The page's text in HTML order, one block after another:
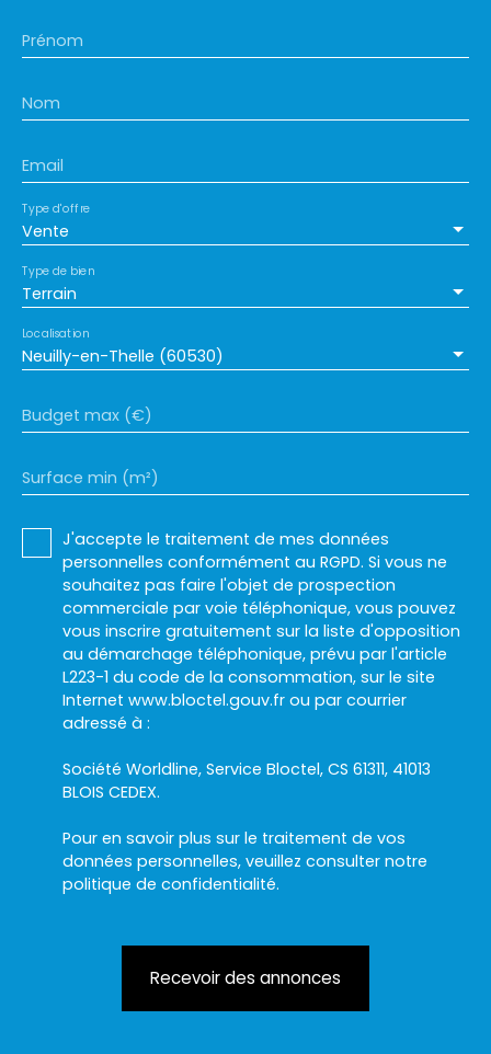
Prénom
Nom
Email
Vente
Type d'offre
Terrain
Type de bien
Neuilly-en-Thelle (60530)
Localisation
Budget max (€)
Surface min (m²)
J'accepte le traitement de mes données
personnelles conformément au RGPD. Si vous ne
souhaitez pas faire l'objet de prospection
commerciale par voie téléphonique, vous pouvez
vous inscrire gratuitement sur la liste d'opposition
au démarchage téléphonique, prévu par l'article
L223-1 du code de la consommation, sur le site
Internet www.bloctel.gouv.fr ou par courrier
adressé à :
Société Worldline, Service Bloctel, CS 61311, 41013
BLOIS CEDEX.
Pour en savoir plus sur le traitement de vos
données personnelles, veuillez consulter notre
politique de confidentialité.
Recevoir des annonces